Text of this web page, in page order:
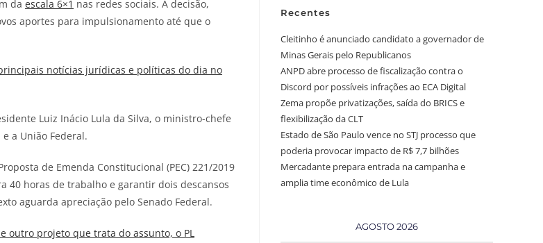
da escala 6×1 nas redes sociais. A decisão,
aportes para impulsionamento até que o
notícias jurídicas e políticas do dia no
Luiz Inácio Lula da Silva, o ministro-chefe
a União Federal.
de Emenda Constitucional (PEC) 221/2019
40 horas de trabalho e garantir dois descansos
aguarda apreciação pelo Senado Federal.
outro projeto que trata do assunto, o PL
Recentes
Cleitinho é anunciado candidato a governador de
Minas Gerais pelo Republicanos
ANPD abre processo de fiscalização contra o
Discord por possíveis infrações ao ECA Digital
Zema propõe privatizações, saída do BRICS e
flexibilização da CLT
Estado de São Paulo vence no STJ processo que
poderia provocar impacto de R$ 7,7 bilhões
Mercadante prepara entrada na campanha e
amplia time econômico de Lula
AGOSTO 2026